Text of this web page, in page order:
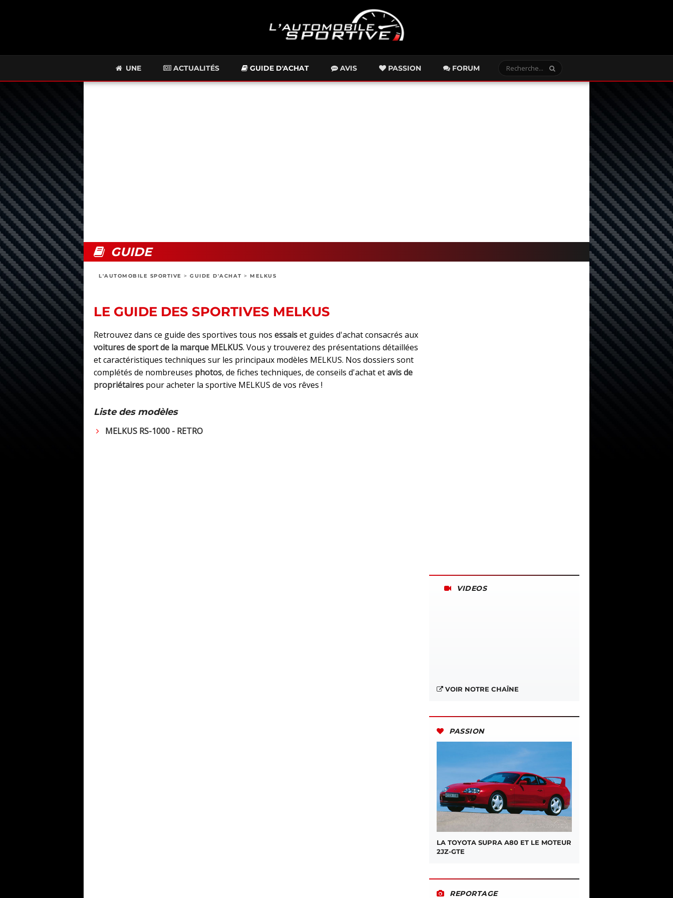
UNE ACTUALITÉS GUIDE D'ACHAT AVIS PASSION FORUM
GUIDE
L'AUTOMOBILE SPORTIVE > GUIDE D'ACHAT > MELKUS
LE GUIDE DES SPORTIVES MELKUS
Retrouvez dans ce guide des sportives tous nos essaiset guides d'achat consacrés aux
voitures de sport de la marque MELKUS. Vous y trouverez des présentations détaillées
et caractéristiques techniques sur les principaux modèles MELKUS. Nos dossiers sont
complétés de nombreuses photos, de fiches techniques, de conseils d'achat etavis de
propriétaires pour acheter la sportive MELKUS de vos rêves !
Liste des modèles
MELKUS RS-1000 - RETRO
VIDEOS
VOIR NOTRE CHAÎNE
PASSION
LA TOYOTA SUPRA A80 ET LE MOTEUR
2JZ-GTE
REPORTAGE